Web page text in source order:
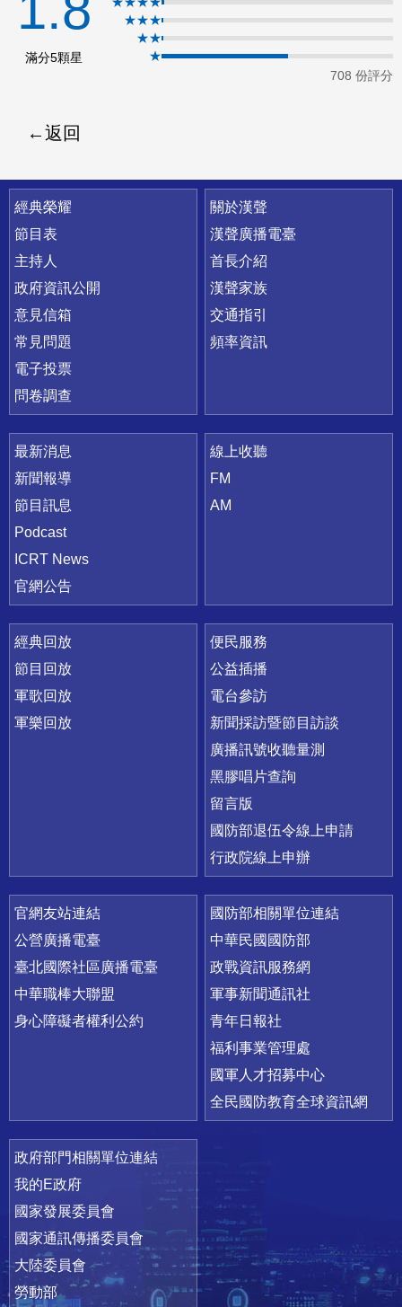
滿分5顆星
★★★
★★
★
708 份評分
返回
快速連結
經典榮耀
節目表
主持人
政府資訊公開
意見信箱
常見問題
電子投票
問卷調查
關於漢聲
漢聲廣播電臺
首長介紹
漢聲家族
交通指引
頻率資訊
最新消息
新聞報導
節目訊息
Podcast
ICRT News
官網公告
線上收聽
FM
AM
經典回放
節目回放
軍歌回放
軍樂回放
便民服務
公益插播
電台參訪
新聞採訪暨節目訪談
廣播訊號收聽量測
黑膠唱片查詢
留言版
國防部退伍令線上申請
行政院線上申辦
官網友站連結
公營廣播電臺
臺北國際社區廣播電臺
中華職棒大聯盟
身心障礙者權利公約
國防部相關單位連結
中華民國國防部
政戰資訊服務網
軍事新聞通訊社
青年日報社
福利事業管理處
國軍人才招募中心
全民國防教育全球資訊網
政府部門相關單位連結
我的E政府
國家發展委員會
國家通訊傳播委員會
大陸委員會
勞動部